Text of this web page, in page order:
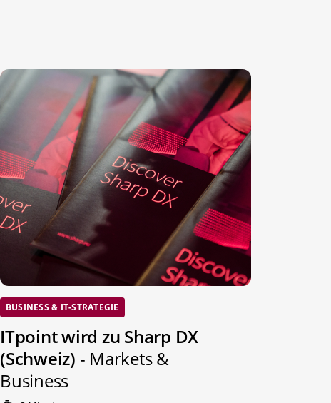
BUSINESS & IT-STRATEGIE
ITpoint wird zu Sharp DX
(Schweiz) - Markets &
Business